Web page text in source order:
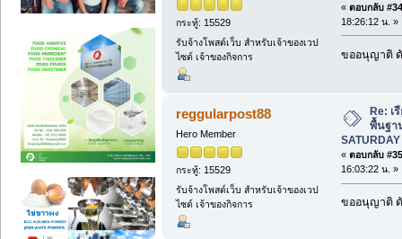
กระทู้: 15529
รับจ้างโพสต์เว็บ สำหรับเจ้าของเวป
ไซต์ เจ้าของกิจการ
« ตอบกลับ
18:26:12 น. »
ขออนุญาติ
reggularpost88
Hero Member
กระทู้: 15529
รับจ้างโพสต์เว็บ สำหรับเจ้าของเวป
ไซต์ เจ้าของกิจการ
Re: เ
พื้นฐา
« ตอบกลับ
16:03:22 น. »
ขออนุญาติ